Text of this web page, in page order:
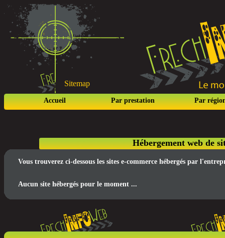
Sitemap
Accueil Par prestation Par
Hébergement web de
Vous trouverez ci-dessous les sites e-commerce hébergés par
Aucun site hébergés pour le moment ...